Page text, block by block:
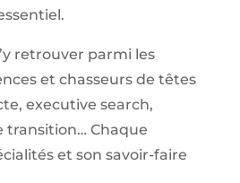
retrouver parmi les
et chasseurs de têtes
executive search,
transition… Chaque
et son savoir-faire